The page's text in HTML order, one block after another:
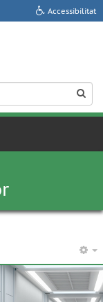
Accessibilitat